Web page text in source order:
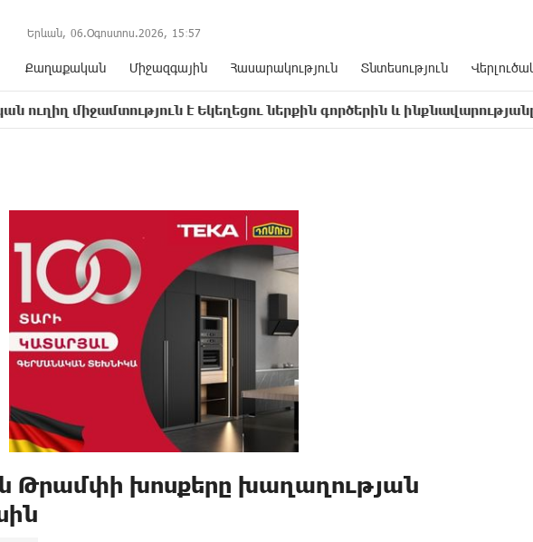
Երևան, 06.Օգոստոս.2026, 15:57
Քաղաքական Միջազգային Հասարակություն Տնտեսություն
է Եկեղեցու ներքին գործերին և ինքնավարությանը.
Թրամփի խոսքերը խաղաղության